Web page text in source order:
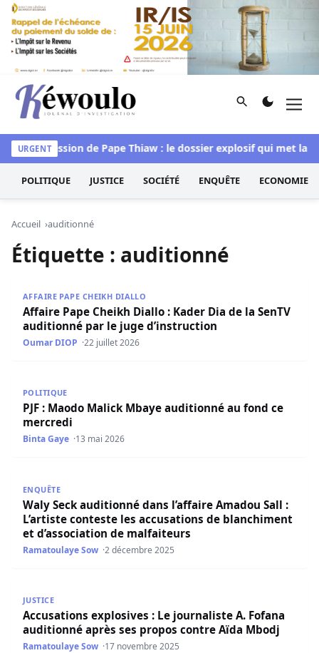
Aller au contenu
Kéwoulo, le premier site d'information et d'investigation
Rechercher
URGENT
Succession de Pape Thiaw : le dossier explosif qui met la
POLITIQUE JUSTICE SOCIÉTÉ ENQUÊTE ECONOMIE
Accueil auditionné
Étiquette : auditionné
AFFAIRE PAPE CHEIKH DIALLO
Affaire Pape Cheikh Diallo : Kader Dia de la SenTV
auditionné par le juge d’instruction
Oumar DIOP 22 juillet 2026
POLITIQUE
PJF : Maodo Malick Mbaye auditionné au fond ce
mercredi
Binta Gaye 13 mai 2026
ENQUÊTE
Waly Seck auditionné dans l’affaire Amadou Sall :
L’artiste conteste les accusations de blanchiment
et d’association de malfaiteurs
Ramatoulaye Sow 2 décembre 2025
JUSTICE
Accusations explosives : Le journaliste A. Fofana
auditionné après ses propos contre Aïda Mbodj
Ramatoulaye Sow 17 novembre 2025